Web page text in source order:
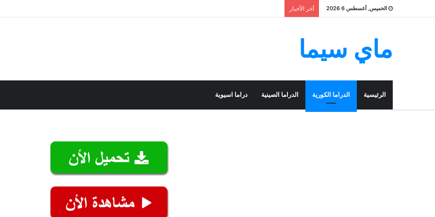
الخميس, أغسطس 6 2026 أخر الأخبار
ماي سيما
الرئيسية الدراما الكورية الدراما الصينية دراما اسيوية